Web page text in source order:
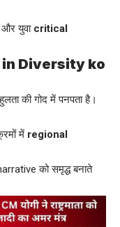
और युवा critical
Diversity ko
की गोद में पनपता है।
में regional
को समृद्ध बनाते